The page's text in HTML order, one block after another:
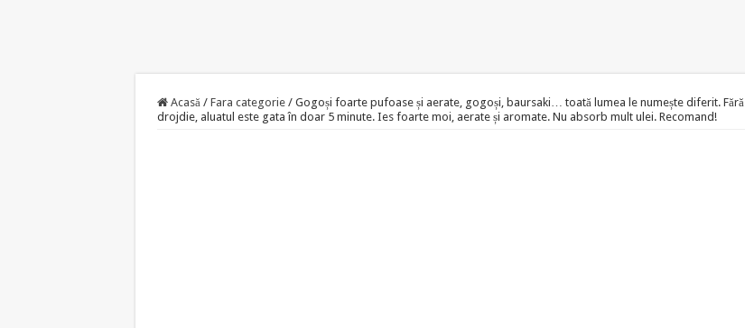
Acasă / Fara categorie / Gogoși foarte pufoase și aerate, gogoși, baursaki… toată lumea le numește diferit. Fără
drojdie, aluatul este gata în doar 5 minute. Ies foarte moi, aerate și aromate. Nu absorb mult ulei. Recomand!